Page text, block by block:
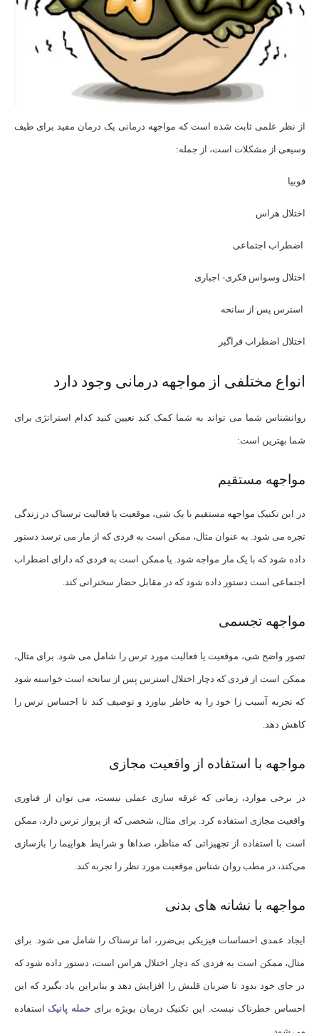
از نظر علمی ثابت شده است که مواجهه درمانی یک درمان مفید برای طیف
وسیعی از مشکلات است، از جمله:
فوبیا
اختلال هراس
اضطراب اجتماعی
اختلال وسواس فکری- اجباری
استرس پس از سانحه
اختلال اضطراب فراگیر
انواع مختلفی از مواجهه درمانی وجود دارد
روانشناس شما می تواند به شما کمک کند تعیین کنید کدام استراتژی برای
شما بهترین است:
مواجهه مستقیم
در این تکنیک مواجهه مستقیم با یک شی، موقعیت یا فعالیت ترسناک در زندگی
تجره می شود. به عنوان مثال، ممکن است به فردی که از مار می ترسد دستور
داده شود که با یک مار مواجه شود. یا ممکن است به فردی که دارای اضطراب
اجتماعی است دستور داده شود که در مقابل حضار سخنرانی کند.
مواجهه تجسمی
تصور واضح شی، موقعیت یا فعالیت مورد ترس را شامل می شود. برای مثال،
ممکن است از فردی که دچار اختلال استرس پس از سانحه است خواسته شود
که تجربه آسیب زا خود را به خاطر بیاورد و توصیف کند تا احساس ترس را
کاهش دهد.
مواجهه با استفاده از واقعیت مجازی
در برخی موارد، زمانی که غرقه سازی عملی نیست، می توان از فناوری
واقعیت مجازی استفاده کرد. برای مثال، شخصی که از پرواز ترس دارد، ممکن
است با استفاده از تجهیزاتی که مناظر، صداها و شرایط هواپیما را بازسازی
می‌کند، در مطب روان ‌شناس موقعیت مورد نظر را تجربه کند.
مواجهه با نشانه های بدنی
ایجاد عمدی احساسات فیزیکی بی‌ضرر، اما ترسناک را شامل می شود. برای
مثال، ممکن است به فردی که دچار اختلال هراس است، دستور داده شود که
در جای خود بدود تا ضربان قلبش را افزایش دهد و بنابراین یاد بگیرد که این
احساس خطرناک نیست. این تکنیک درمان بویژه برای حمله پانیک استفاده
می شود.